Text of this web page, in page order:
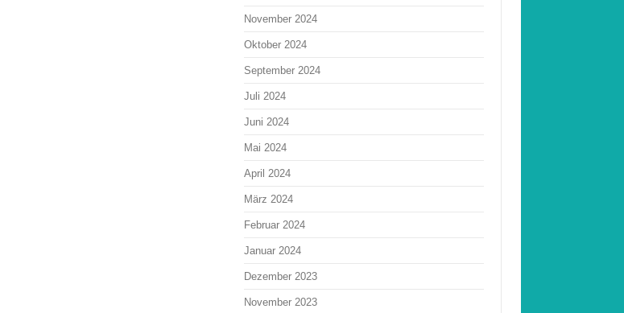
November 2024
Oktober 2024
September 2024
Juli 2024
Juni 2024
Mai 2024
April 2024
März 2024
Februar 2024
Januar 2024
Dezember 2023
November 2023